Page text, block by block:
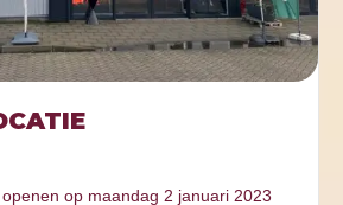
op maandag 2 januari 2023